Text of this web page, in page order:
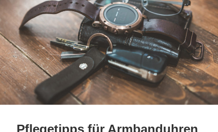
Pflegetipps für Armbanduhren